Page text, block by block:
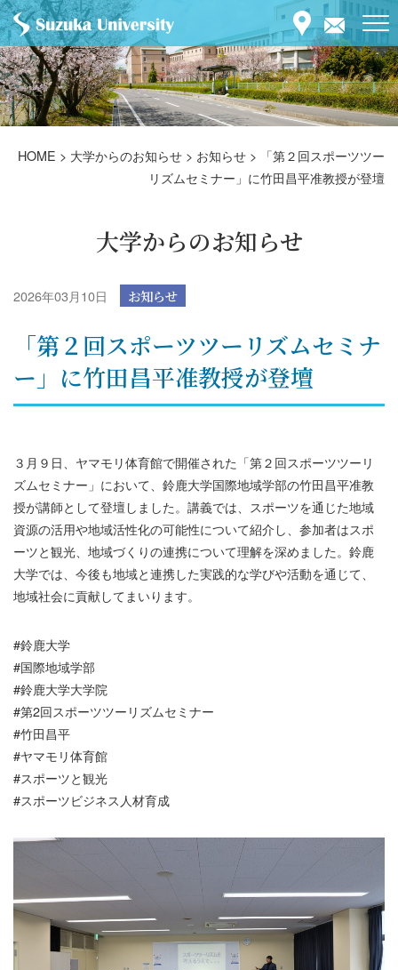
HOME > 大学からのお知らせ > お知らせ >
「第２回スポーツツー
リズムセミナー」に竹田昌平准教授が登壇
大学からのお知らせ
2026年03月10日 お知らせ
「第２回スポーツツーリズムセミナ
ー」に竹田昌平准教授が登壇
３月９日、ヤマモリ体育館で開催された「第２回スポーツツーリ
ズムセミナー」において、鈴鹿大学国際地域学部の竹田昌平准教
授が講師として登壇しました。講義では、スポーツを通じた地域
資源の活用や地域活性化の可能性について紹介し、参加者はスポ
ーツと観光、地域づくりの連携について理解を深めました。鈴鹿
大学では、今後も地域と連携した実践的な学びや活動を通じて、
地域社会に貢献してまいります。
#鈴鹿大学
#国際地域学部
#鈴鹿大学大学院
#第2回スポーツツーリズムセミナー
#竹田昌平
#ヤマモリ体育館
#スポーツと観光
#スポーツビジネス人材育成